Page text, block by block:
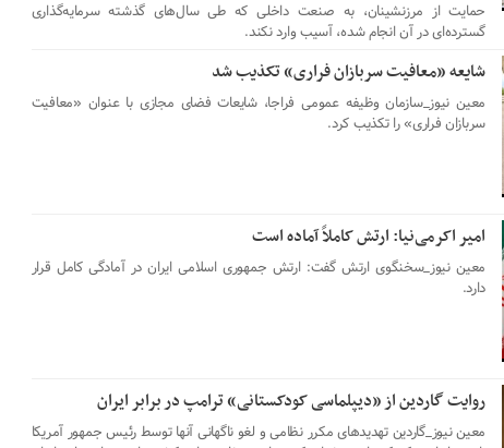
حمایت از مرزنشینان، به صنعت داخلی که طی سال‌های گذشته سرمایه‌گذاری
گسترده‌ای در آن انجام شده، آسیب وارد نکند.
شایعه «معافیت سربازان فراری» تکذیب شد
معین نیوز_سازمان وظیفه عمومی فراجا، شایعات فضای مجازی با عنوان «معافیت
سربازان فراری» را تکذیب کرد.
امیر اکرمی‌نیا: ارتش کاملاً آماده است
معین نیوز_سخنگوی ارتش گفت: ارتش جمهوری اسلامی ایران در آمادگی کامل قرار
دارد.
روایت گاردین از «دیپلماسی کودکستانی» ترامپ در برابر ایران
معین نیوز_گاردین تهدیدهای مکرر نظامی و لغو ناگهانی آنها توسط رئیس جمهور آمریکا